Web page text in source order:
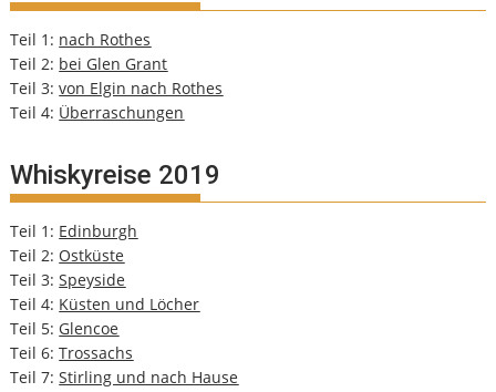
Teil 1: nach Rothes
Teil 2: bei Glen Grant
Teil 3:von Elgin nach Rothes
Teil 4: Überraschungen
Whiskyreise 2019
Teil 1: Edinburgh
Teil 2: Ostküste
Teil 3:Speyside
Teil 4: Küsten und Löcher
Teil 5: Glencoe
Teil 6:Trossachs
Teil 7:Stirling und nach Hause